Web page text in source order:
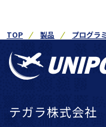
TOP 製品 プログラ
テガラ株式会社